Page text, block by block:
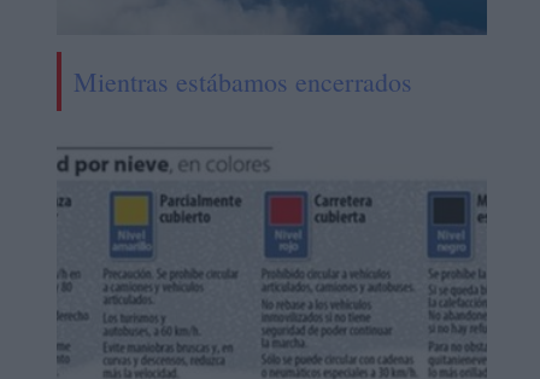
Mientras estábamos encerrados